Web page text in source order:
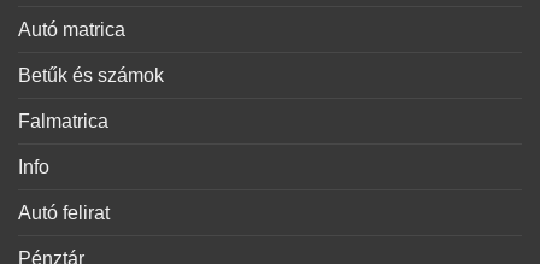
Autó matrica
Betűk és számok
Falmatrica
Info
Autó felirat
Pénztár